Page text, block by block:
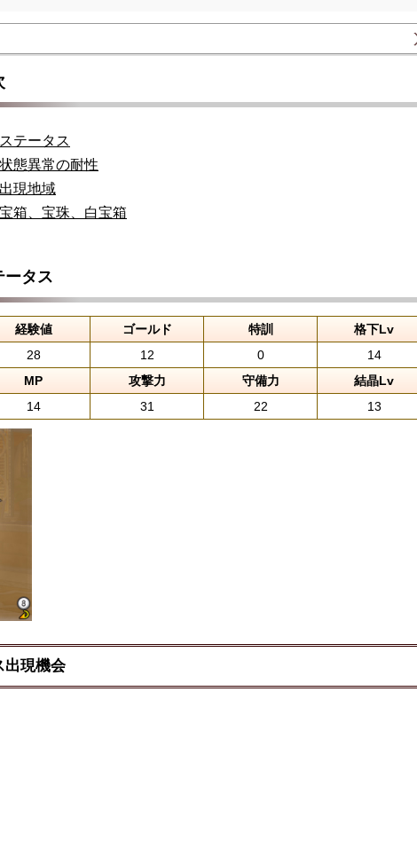
テータス
態異常の耐性
現地域
箱、宝珠、白宝箱
ータス
経験値 ゴールド 特訓
格下Lv
28 12 0
14
MP 攻撃力 守備力
結晶Lv
14 31 22 13
出現機会